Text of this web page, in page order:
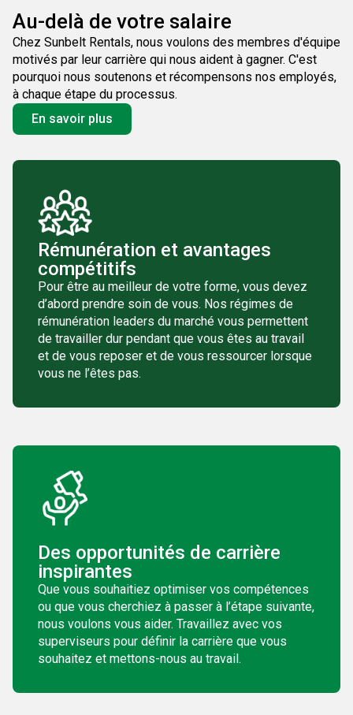
Au-delà de votre salaire
Chez Sunbelt Rentals, nous voulons des membres d'équipe
motivés par leur carrière qui nous aident à gagner. C'est
pourquoi nous soutenons et récompensons nos employés,
à chaque étape du processus.
En savoir plus
Rémunération et avantages
compétitifs
Pour être au meilleur de votre forme, vous devez
d’abord prendre soin de vous. Nos régimes de
rémunération leaders du marché vous permettent
de travailler dur pendant que vous êtes au travail
et de vous reposer et de vous ressourcer lorsque
vous ne l’êtes pas.
Des opportunités de carrière
inspirantes
Que vous souhaitiez optimiser vos compétences
ou que vous cherchiez à passer à l’étape suivante,
nous voulons vous aider. Travaillez avec vos
superviseurs pour définir la carrière que vous
souhaitez et mettons-nous au travail.